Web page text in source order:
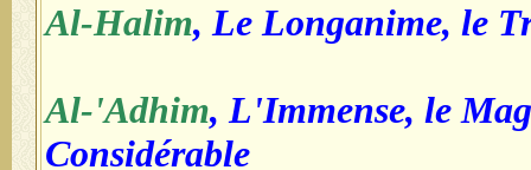
Al-Halim, Le Longanime, le
Al-'Adhim, L'Immense, le
Considérable